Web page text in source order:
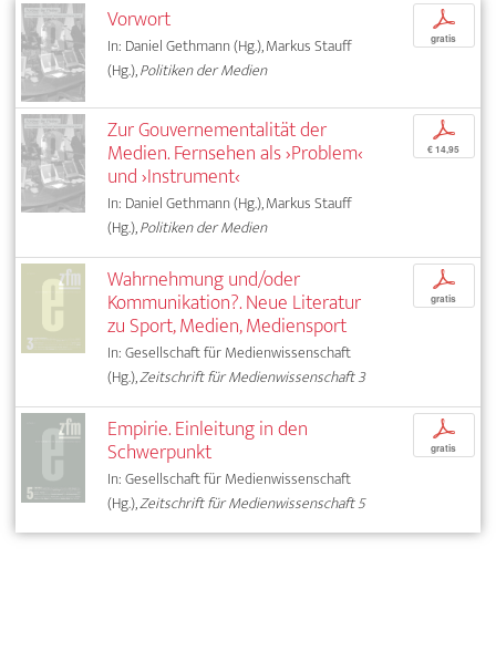
Vorwort
In: Daniel Gethmann (Hg.), Markus Stauff
(Hg.),Politiken der Medien
p
gratis
Zur Gouvernementalität der
Medien. Fernsehen als ›Problem‹
und ›Instrument‹
In: Daniel Gethmann (Hg.), Markus Stauff
(Hg.),Politiken der Medien
p
€ 14,95
Wahrnehmung und/oder
Kommunikation?. Neue Literatur
zu Sport, Medien, Mediensport
In: Gesellschaft für Medienwissenschaft
(Hg.),Zeitschrift für Medienwissenschaft 3
p
gratis
Empirie. Einleitung in den
Schwerpunkt
In: Gesellschaft für Medienwissenschaft
(Hg.),Zeitschrift für Medienwissenschaft 5
p
gratis